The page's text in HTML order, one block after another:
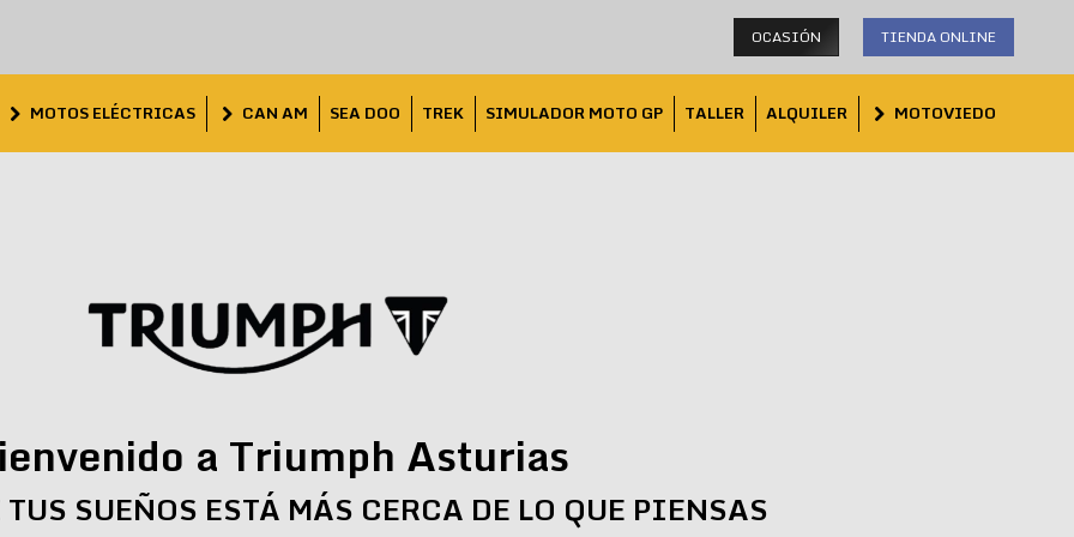
OCASIÓN TIENDA ONLINE
MOTOS ELÉCTRICAS CAN AM SEA DOO TREK SIMULADOR MOTO GP TALLER ALQUILER MOTOVIEDO
a Triumph Asturias
SUEÑOS ESTÁ MÁS CERCA DE LO QUE PIENSAS